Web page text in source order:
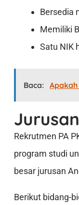
Bersedia
Memiliki
Satu NIK
Baca:
Rekrutmen PA
program studi
besar jurusan
Berikut bidang-